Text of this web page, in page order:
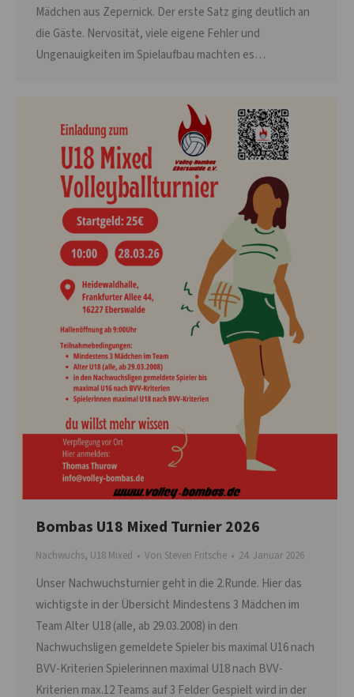
Mädchen aus Zepernick. Der erste Satz ging deutlich an
die Gäste. Nervosität, viele eigene Fehler und
Ungenauigkeiten im Spielaufbau machten es…
Bombas U18 Mixed Turnier 2026
Nachwuchs, U18 Mixed Von Steven Fritsche 24. Januar 2026
Unser Nachwuchsturnier geht in die 2.Runde. Hier das
wichtigste in der Übersicht Mindestens 3 Mädchen im
Team Alter U18 (alle, ab 29.03.2008) in den
Nachwuchsligen gemeldete Spieler bis maximal U16 nach
BVV-Kriterien Spielerinnen maximal U18 nach BVV-
Kriterien max.12 Teams auf 3 Felder Gespielt wird in der